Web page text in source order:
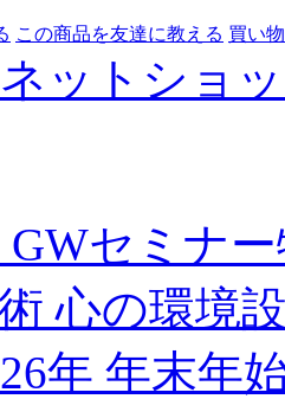
この商品を友達に教える 買い
ットショ
GWセミナ
心の環境
年 年末